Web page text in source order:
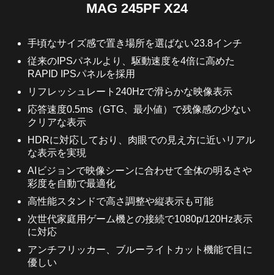
MAG 245PF X24
手頃なサイズ感で置き場所を選ばない23.8インチ
従来のIPSパネルより、駆動速度を4倍に高めた
RAPID IPSパネルを採用
リフレッシュレート240Hzで滑らかな映像表示
応答速度0.5ms（GTG、最小値）で残像感の少ない
クリアな表示
HDRに対応しており、肉眼での見え方に近いリアル
な表示を実現
AIビジョンで映像シーンに合わせて全体の明るさや
彩度を自動で最適化
高性能スタンドで高さ調整や縦表示も可能
次世代家庭用ゲーム機との接続で1080p/120Hz表示
に対応
アンチフリッカー、ブルーライトカット機能で目に
優しい